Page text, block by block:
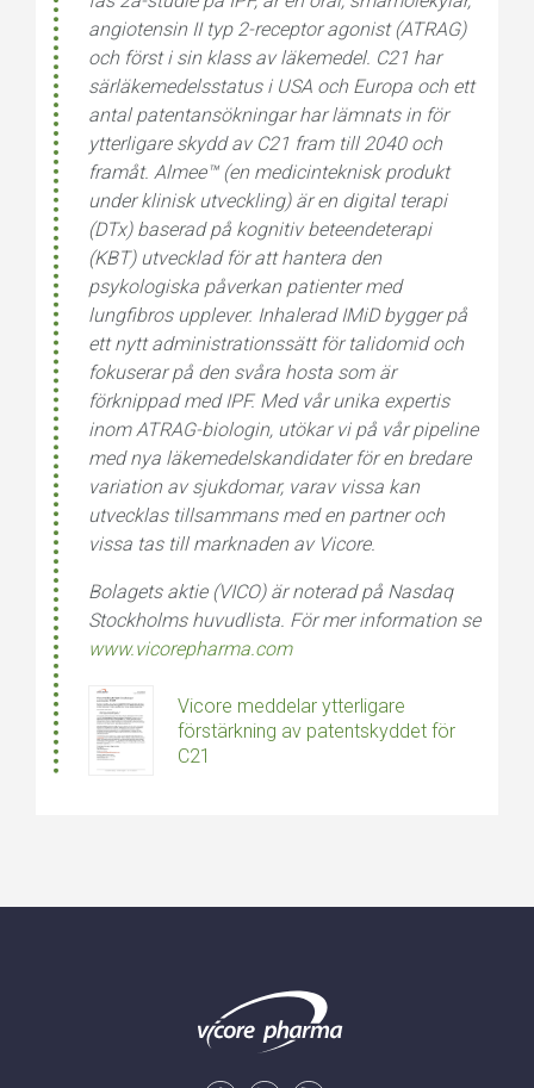
angiotensin II typ 2-receptor agonist (ATRAG)
och först i sin klass av läkemedel. C21 har
särläkemedelsstatus i USA och Europa och ett
antal patentansökningar har lämnats in för
ytterligare skydd av C21 fram till 2040 och
framåt. Almee™ (en medicinteknisk produkt
under klinisk utveckling) är en digital terapi
(DTx) baserad på kognitiv beteendeterapi
(KBT) utvecklad för att hantera den
psykologiska påverkan patienter med
lungfibros upplever. Inhalerad IMiD bygger på
ett nytt administrationssätt för talidomid och
fokuserar på den svåra hosta som är
förknippad med IPF. Med vår unika expertis
inom ATRAG-biologin, utökar vi på vår pipeline
med nya läkemedelskandidater för en bredare
variation av sjukdomar, varav vissa kan
utvecklas tillsammans med en partner och
vissa tas till marknaden av Vicore.
Bolagets aktie (VICO) är noterad på Nasdaq
Stockholms huvudlista. För mer information se
www.vicorepharma.com
Vicore meddelar ytterligare
förstärkning av patentskyddet för
C21